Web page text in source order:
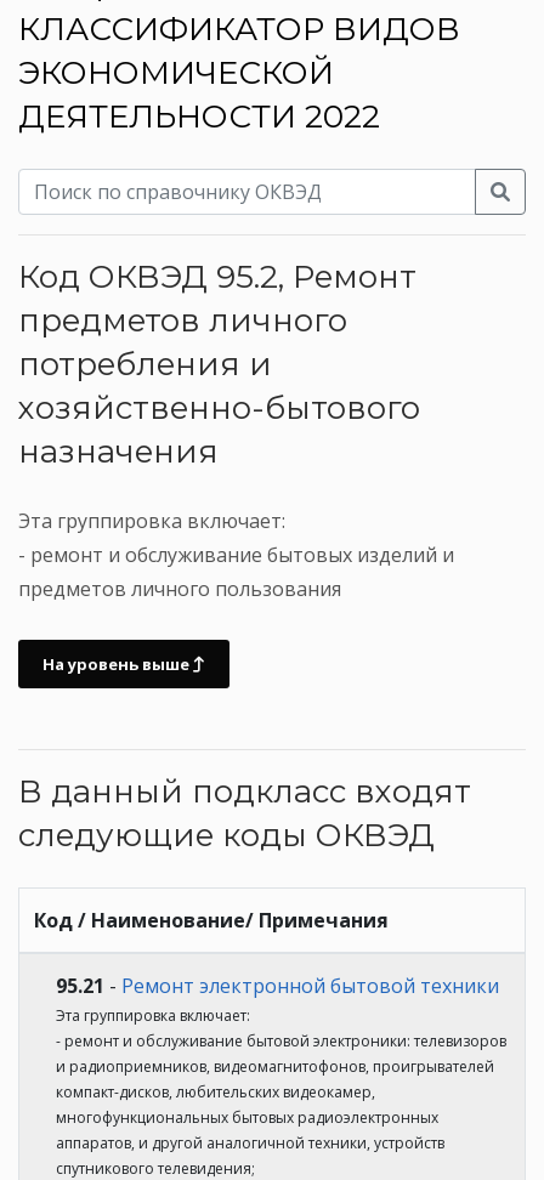
КЛАССИФИКАТОР ВИДОВ
ЭКОНОМИЧЕСКОЙ
ДЕЯТЕЛЬНОСТИ 2022
Код ОКВЭД 95.2, Ремонт
предметов личного
потребления и
хозяйственно-бытового
назначения
Эта группировка включает:
- ремонт и обслуживание бытовых изделий и
предметов личного пользования
На уровень выше
В данный подкласс входят
следующие коды ОКВЭД
Код / Наименование/ Примечания
95.21 - Ремонт электронной бытовой техники
Эта группировка включает:
- ремонт и обслуживание бытовой электроники: телевизоров
и радиоприемников, видеомагнитофонов, проигрывателей
компакт-дисков, любительских видеокамер,
многофункциональных бытовых радиоэлектронных
аппаратов, и другой аналогичной техники, устройств
спутникового телевидения;